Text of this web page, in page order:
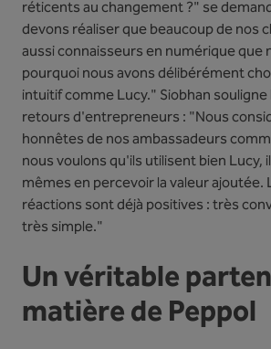
réticents au changement ?" se
devons réaliser que beaucoup de nos
aussi connaisseurs en numérique que
pourquoi nous avons délibérément
intuitif comme Lucy." Siobhan
retours d'entrepreneurs : "Nous
honnêtes de nos ambassadeurs
nous voulons qu'ils utilisent bien Lucy,
mêmes en percevoir la valeur ajoutée.
réactions sont déjà positives : très
très simple."
Un véritable
matière de Peppol